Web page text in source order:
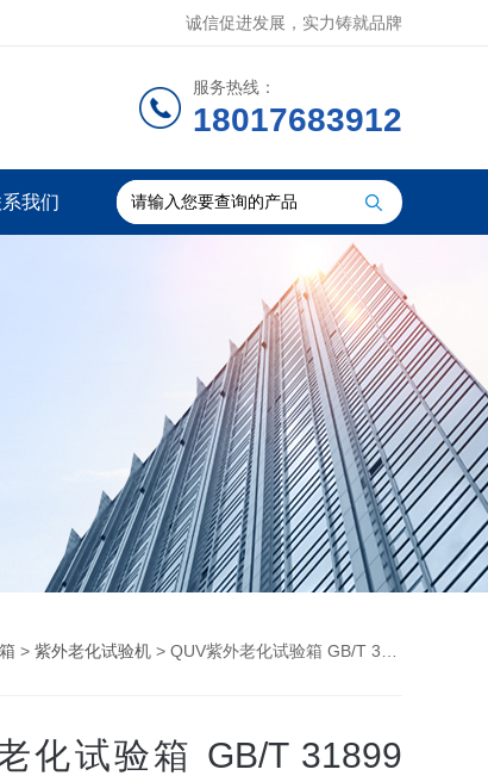
诚信促进发展，实力铸就品牌
服务热线：
18017683912
我们
> 紫外老化试验机 > QUV紫外老化试验箱 GB/T 31899 罗中科技
化试验箱 GB/T 31899